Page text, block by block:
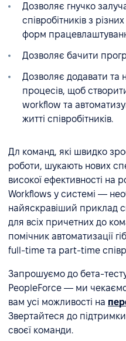
Дозволяє гнучко
співробітників з
форм
Дозволяє бачити
Дозволяє додавати та
процесів, щоб
workflow та
житті співробітників.
Дл команд, які швидко
роботи, шукають нових
високої ефективності на
Workflows у системі —
найяскравіший приклад
для всіх причетних до
помічник автоматизації
full-time та part-time
Запрошуємо до бета-
PeopleForce — ми
вам усі можливості на
Звертайтеся до
своєї команди.